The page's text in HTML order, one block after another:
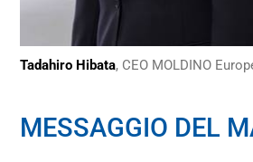
Tadahiro Hibata, CEO MOLDINO
MESSAGGIO DEL